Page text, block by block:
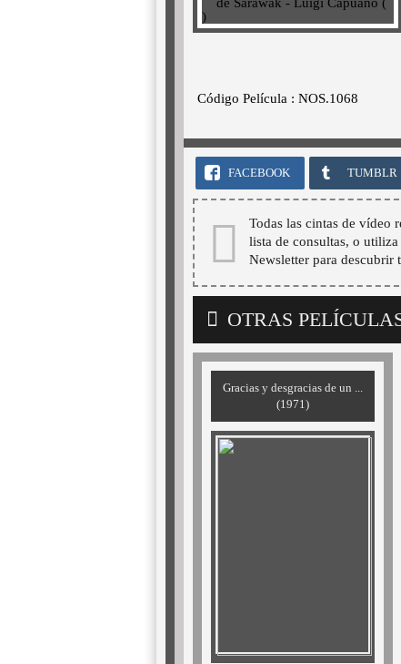
Código Película : NOS.1068
FACEBOOK TUMBLR
Todas las cintas de vídeo
lista de consultas, o
Newsletter para descubrir
OTRAS
Gracias y desgracias de un ...
(1971)